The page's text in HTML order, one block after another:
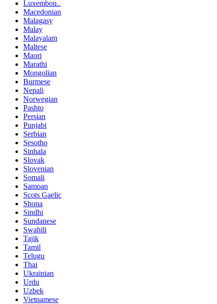
Luxembou..
Macedonian
Malagasy
Malay
Malayalam
Maltese
Maori
Marathi
Mongolian
Burmese
Nepali
Norwegian
Pashto
Persian
Punjabi
Serbian
Sesotho
Sinhala
Slovak
Slovenian
Somali
Samoan
Scots Gaelic
Shona
Sindhi
Sundanese
Swahili
Tajik
Tamil
Telugu
Thai
Ukrainian
Urdu
Uzbek
Vietnamese